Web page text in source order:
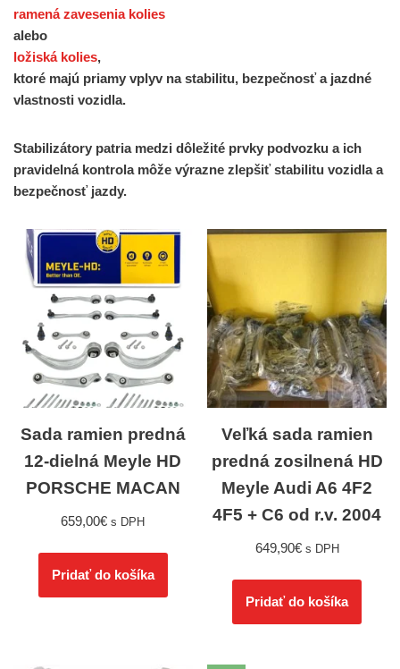
ramená zavesenia kolies
alebo
ložiská kolies,
ktoré majú priamy vplyv na stabilitu, bezpečnosť a jazdné
vlastnosti vozidla.
Stabilizátory patria medzi dôležité prvky podvozku a ich
pravidelná kontrola môže výrazne zlepšiť stabilitu vozidla a
bezpečnosť jazdy.
Sada ramien predná
12-dielná Meyle HD
PORSCHE MACAN
659,00€ s DPH
Pridať do košíka
Veľká sada ramien
predná zosilnená HD
Meyle Audi A6 4F2
4F5 + C6 od r.v. 2004
649,90€ s DPH
Pridať do košíka